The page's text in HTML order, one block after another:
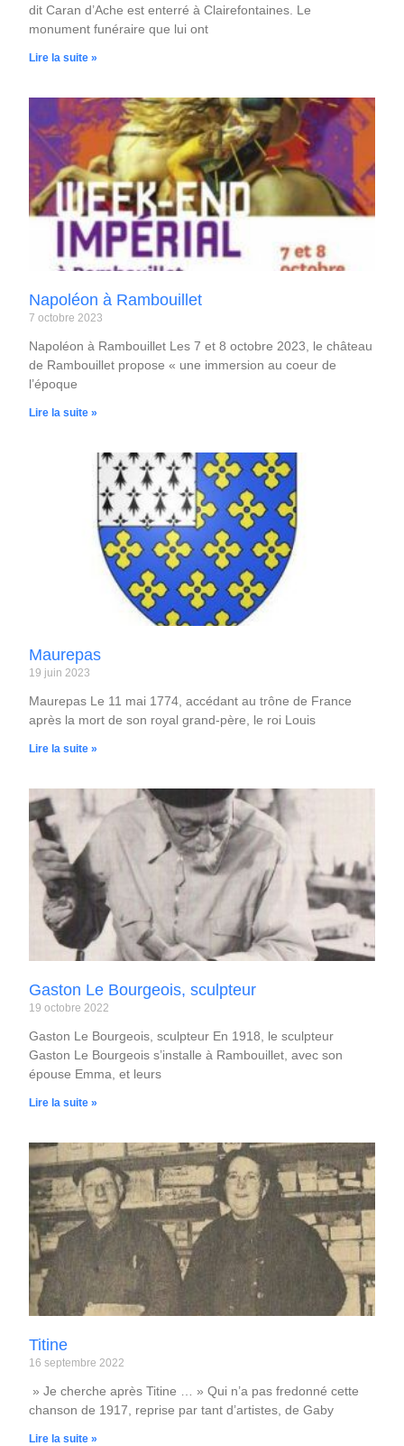
dit Caran d’Ache est enterré à Clairefontaines. Le
monument funéraire que lui ont
Lire la suite »
Napoléon à Rambouillet
7 octobre 2023
Napoléon à Rambouillet Les 7 et 8 octobre 2023, le château
de Rambouillet propose « une immersion au coeur de
l’époque
Lire la suite »
Maurepas
19 juin 2023
Maurepas Le 11 mai 1774, accédant au trône de France
après la mort de son royal grand-père, le roi Louis
Lire la suite »
Gaston Le Bourgeois, sculpteur
19 octobre 2022
Gaston Le Bourgeois, sculpteur En 1918, le sculpteur
Gaston Le Bourgeois s’installe à Rambouillet, avec son
épouse Emma, et leurs
Lire la suite »
Titine
16 septembre 2022
» Je cherche après Titine … » Qui n’a pas fredonné cette
chanson de 1917, reprise par tant d’artistes, de Gaby
Lire la suite »